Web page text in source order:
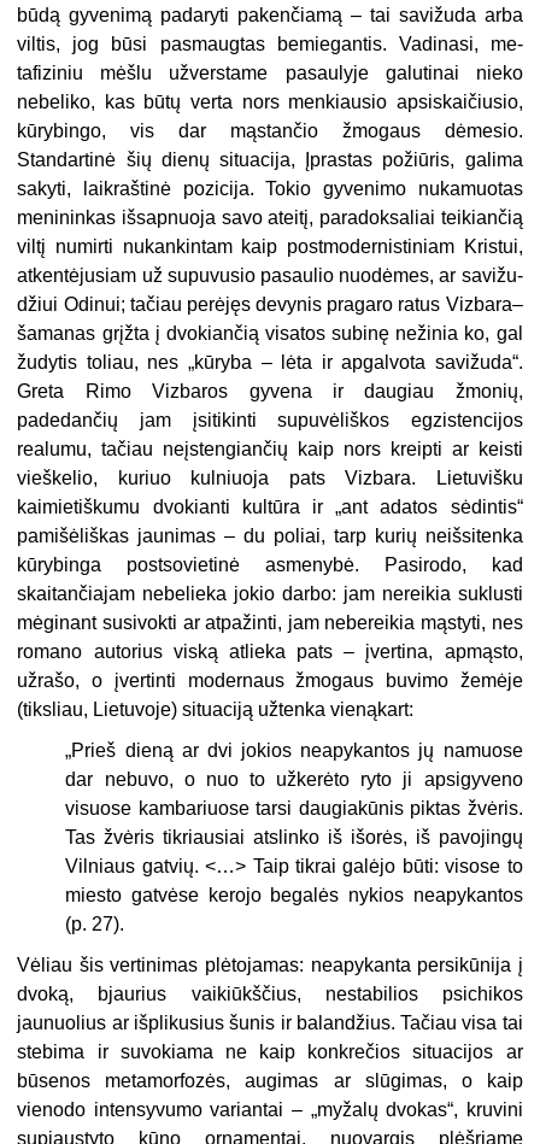
būdą gy­venimą padaryti pakenčiamą – tai savižuda arba
viltis, jog būsi pa­smaugtas bemiegantis. Vadinasi, me­
tafiziniu mėšlu užverstame pasau­lyje galutinai nieko
nebeliko, kas bū­tų verta nors menkiausio apsiskaičiusio,
kūrybingo, vis dar mąstan­čio žmogaus dėmesio.
Standartinė šių dienų situacija, Įprastas požiūris, galima
sakyti, laikraštinė pozicija. Tokio gyvenimo nukamuotas
meni­ninkas išsapnuoja savo ateitį, para­doksaliai teikiančią
viltį numirti nu­kankintam kaip postmodernistiniam Kristui,
atkentėjusiam už supuvu­sio pasaulio nuodėmes, ar savižu­
džiui Odinui; tačiau perėjęs devynis pragaro ratus Vizbara–
šamanas grįž­ta į dvokiančią visatos subinę neži­nia ko, gal
žudytis toliau, nes „kūry­ba – lėta ir apgalvota savižuda“.
Gre­ta Rimo Vizbaros gyvena ir daugiau žmonių,
padedančių jam įsitikinti supuvėliškos egzistencijos
realumu, tačiau neįstengiančių kaip nors kreipti ar keisti
vieškelio, kuriuo kul­niuoja pats Vizbara. Lietuvišku
kaimietiškumu dvokianti kultūra ir „ant adatos sėdintis“
pamišėliškas jauni­mas – du poliai, tarp kurių neišsi­tenka
kūrybinga postsovietinė as­menybė. Pasirodo, kad
skaitančia­jam nebelieka jokio darbo: jam nerei­kia suklusti
mėginant susivokti ar atpažinti, jam nebereikia mąstyti, nes
romano autorius viską atlieka pats – įvertina, apmąsto,
užrašo, o įvertinti modernaus žmogaus buvimo žemėje
(tiksliau, Lietuvoje) situaci­ją užtenka vienąkart:
„Prieš dieną ar dvi jokios neapykantos jų namuose
dar nebuvo, o nuo to užkerė­to ryto ji apsigyveno
visuose kambariuose tarsi daugiakūnis piktas žvėris.
Tas žvė­ris tikriausiai atslinko iš išorės, iš pavojin­gų
Vilniaus gatvių. <…> Taip tikrai galė­jo būti: visose to
miesto gatvėse kerojo begalės nykios neapykantos
(p. 27).
Vėliau šis vertinimas plėtojamas: neapykanta persikūnija į
dvoką, bjaurius vaikiūkščius, nestabilios psichikos
jaunuolius ar išplikusius šunis ir balandžius. Tačiau visa tai
stebima ir suvokiama ne kaip konk­rečios situacijos ar
būsenos meta­morfozės, augimas ar slūgimas, o kaip
vienodo intensyvumo variantai – „myžalų dvokas“, kruvini
supjaus­tyto kūno ornamentai, nuovargis plėšriame